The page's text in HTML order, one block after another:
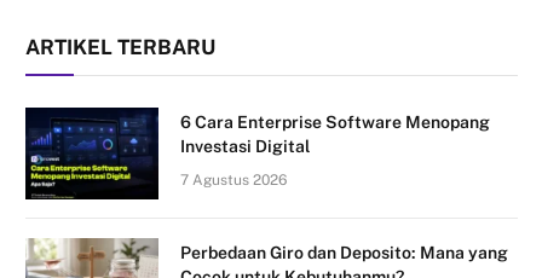
ARTIKEL TERBARU
6 Cara Enterprise Software Menopang
Investasi Digital
7 Agustus 2026
Perbedaan Giro dan Deposito: Mana yang